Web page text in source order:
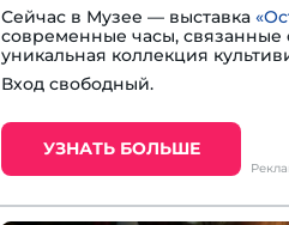
Сейчас в Музее — выставка
современные часы,
уникальная коллекция
Вход свободный.
УЗНАТЬ БОЛЬШЕ